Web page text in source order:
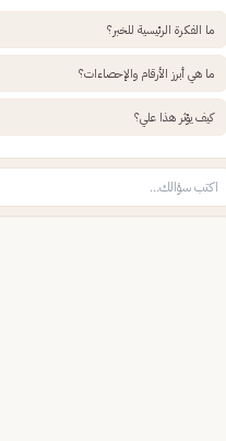
ما الفكرة الرئيسية للخبر؟
ما هي أبرز الأرقام والإحصاءات؟
كيف يؤثر هذا علي؟